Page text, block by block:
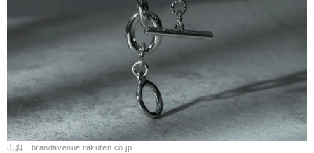
出典：brandavenue.rakuten.co.jp